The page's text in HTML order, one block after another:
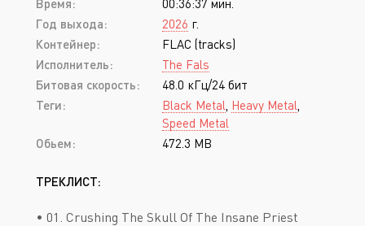
Время:
00:36:37 мин.
Год выхода:
2026 г.
Контейнер:
FLAC (tracks)
Исполнитель:
The Fals
Битовая скорость:
48.0 кГц/24 бит
Теги:
Black Metal Heavy Metal
Speed Metal
Обьем:
472.3 MB
ТРЕКЛИСТ:
• 01. Crushing The Skull Of The Insane Priest